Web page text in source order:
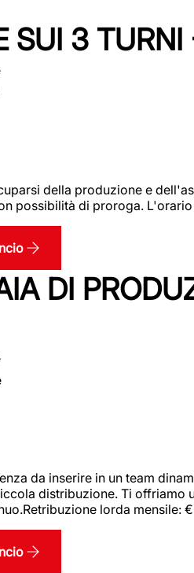
SUI 3
della produzione e
possibilità di proroga.
DI
da inserire in un team
distribuzione. Ti
lorda mensile: